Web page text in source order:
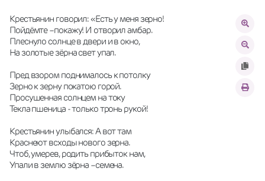
Крестьянин говорил: «Есть у меня зерно!
Пойдёмте –покажу! И отворил амбар.
Плеснуло солнце в двери и в окно,
На золотые зёрна свет упал.
Пред взором поднималось к потолку
Зерно к зерну покатою горой.
Просушенная солнцем на току
Текла пшеница - только тронь рукой!
Крестьянин улыбался: А вот там
Краснеют всходы нового зерна.
Чтоб, умерев, родить прибыток нам,
Упали в землю зёрна –семена.